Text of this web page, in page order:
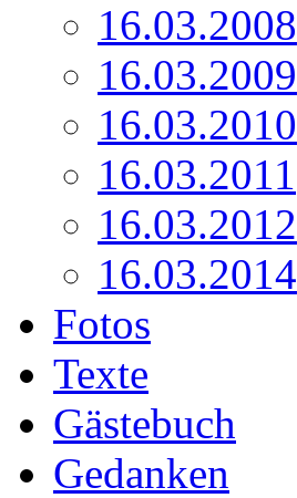
16.03.2008
16.03.2009
16.03.2010
16.03.2011
16.03.2012
16.03.2014
Fotos
Texte
Gästebuch
Gedanken